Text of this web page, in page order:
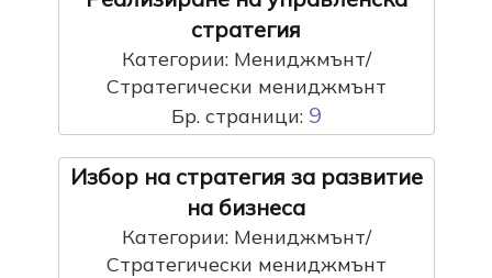
стратегия
Категории: Мениджмънт/
Стратегически мениджмънт
Бр. страници: 9
Избор на стратегия за развитие
на бизнеса
Категории: Мениджмънт/
Стратегически мениджмънт